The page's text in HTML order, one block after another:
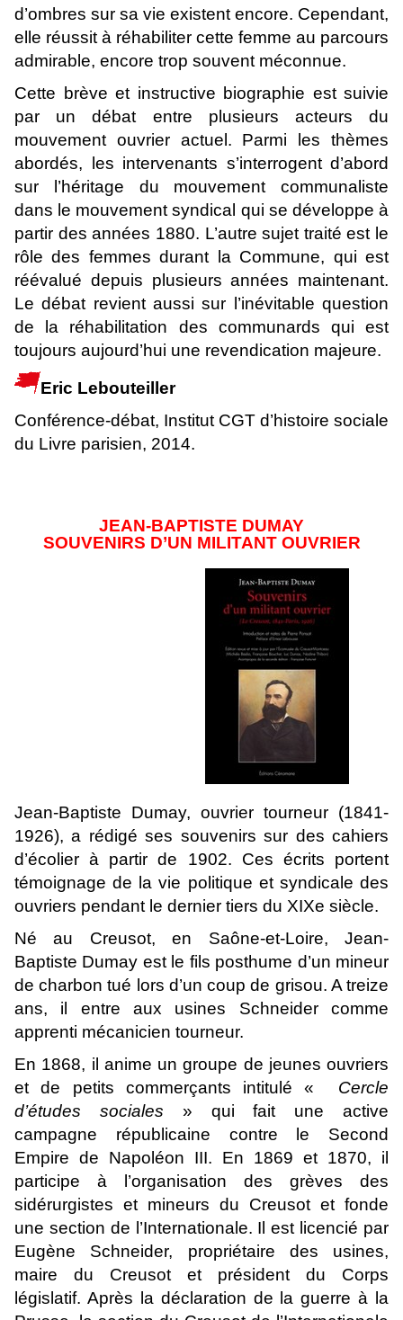
d’ombres sur sa vie existent encore. Cependant,
elle réussit à réhabiliter cette femme au parcours
admirable, encore trop souvent méconnue.
Cette brève et instructive biographie est suivie
par un débat entre plusieurs acteurs du
mouvement ouvrier actuel. Parmi les thèmes
abordés, les intervenants s’interrogent d’abord
sur l’héritage du mouvement communaliste
dans le mouvement syndical qui se développe à
partir des années 1880. L’autre sujet traité est le
rôle des femmes durant la Commune, qui est
réévalué depuis plusieurs années maintenant.
Le débat revient aussi sur l’inévitable question
de la réhabilitation des communards qui est
toujours aujourd’hui une revendication majeure.
Eric Lebouteiller
Conférence-débat, Institut CGT d’histoire sociale
du Livre parisien, 2014.
JEAN-BAPTISTE DUMAY
SOUVENIRS D’UN MILITANT OUVRIER
Jean-Baptiste Dumay, ouvrier tourneur (1841-
1926), a rédigé ses souvenirs sur des cahiers
d’écolier à partir de 1902. Ces écrits portent
témoignage de la vie politique et syndicale des
ouvriers pendant le dernier tiers du XIXe siècle.
Né au Creusot, en Saône-et-Loire, Jean-
Baptiste Dumay est le fils posthume d’un mineur
de charbon tué lors d’un coup de grisou. A treize
ans, il entre aux usines Schneider comme
apprenti mécanicien tourneur.
En 1868, il anime un groupe de jeunes ouvriers
et de petits commerçants intitulé «
Cercle
d’études sociales » qui fait une active
campagne républicaine contre le Second
Empire de Napoléon III. En 1869 et 1870, il
participe à l’organisation des grèves des
sidérurgistes et mineurs du Creusot et fonde
une section de l’Internationale. Il est licencié par
Eugène Schneider, propriétaire des usines,
maire du Creusot et président du Corps
législatif. Après la déclaration de la guerre à la